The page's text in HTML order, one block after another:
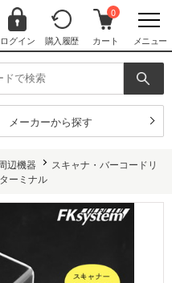
ログイン 購入履歴
0
カート メニュー
メーカーから探す
辺機器
スキャナ・バーコードリ
ーミナル